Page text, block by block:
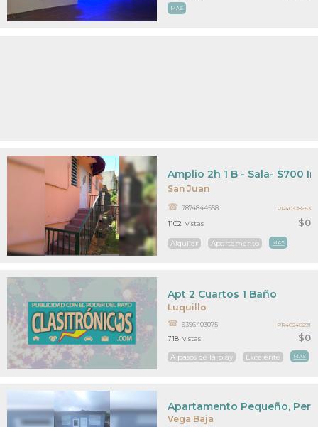
MAS
San Juan
$0
Amplio 2h 1 B - Sala- $700
7874844558
Alquiler Apartamento MAS
1102 vistas
PR40328653
Luquillo
$0
Apt 2 Cuartos 1 Baño
9396403075
A pasos de la play Excelente MAS
718 vistas
PR40248291
Vega Baja
Apartamento Pequeño,